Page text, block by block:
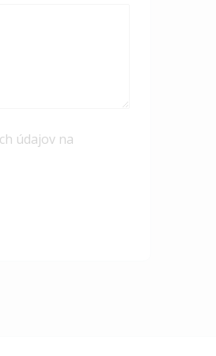
údajov na